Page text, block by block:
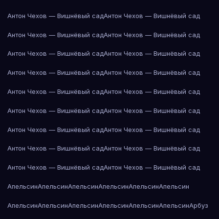
Антон Чехов — Вишнёвый садАнтон Чехов — Вишнёвый сад
Антон Чехов — Вишнёвый садАнтон Чехов — Вишнёвый сад
Антон Чехов — Вишнёвый садАнтон Чехов — Вишнёвый сад
Антон Чехов — Вишнёвый садАнтон Чехов — Вишнёвый сад
Антон Чехов — Вишнёвый садАнтон Чехов — Вишнёвый сад
Антон Чехов — Вишнёвый садАнтон Чехов — Вишнёвый сад
Антон Чехов — Вишнёвый садАнтон Чехов — Вишнёвый сад
Антон Чехов — Вишнёвый садАнтон Чехов — Вишнёвый сад
Антон Чехов — Вишнёвый садАнтон Чехов — Вишнёвый сад
АпельсинАпельсинАпельсинАпельсинАпельсинАпельсин
АпельсинАпельсинАпельсинАпельсинАпельсинАпельсинАрбуз